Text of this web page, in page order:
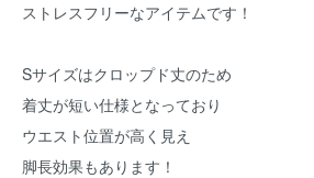
ストレスフリーなアイテムです！
Sサイズはクロップド丈のため
着丈が短い仕様となっており
ウエスト位置が高く見え
脚長効果もあります！